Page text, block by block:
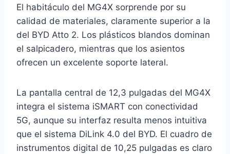
El habitáculo del MG4X sorprende por su
calidad de materiales, claramente superior a la
del BYD Atto 2. Los plásticos blandos dominan
el salpicadero, mientras que los asientos
ofrecen un excelente soporte lateral.
La pantalla central de 12,3 pulgadas del MG4X
integra el sistema iSMART con conectividad
5G, aunque su interfaz resulta menos intuitiva
que el sistema DiLink 4.0 del BYD. El cuadro de
instrumentos digital de 10,25 pulgadas es claro